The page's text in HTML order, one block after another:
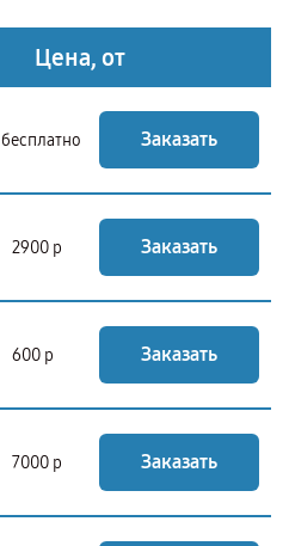
Цена, от
бесплатно Заказать
2900 р Заказать
600 р Заказать
7000 р Заказать